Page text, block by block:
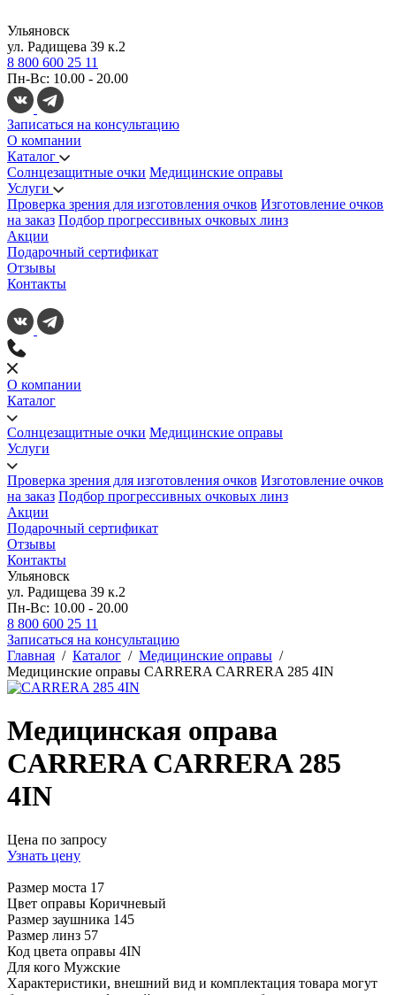
Ульяновск
ул. Радищева 39 к.2
8 800 600 25 11
Пн-Вс: 10.00 - 20.00
Записаться на консультацию
О компании
Каталог
Солнцезащитные очки Медицинские оправы
Услуги
Проверка зрения для изготовления очков Изготовление очков
на заказ Подбор прогрессивных очковых линз
Акции
Подарочный сертификат
Отзывы
Контакты
О компании
Каталог
Солнцезащитные очки Медицинские оправы
Услуги
Проверка зрения для изготовления очков Изготовление очков
на заказ Подбор прогрессивных очковых линз
Акции
Подарочный сертификат
Отзывы
Контакты
Ульяновск
ул. Радищева 39 к.2
Пн-Вс: 10.00 - 20.00
8 800 600 25 11
Записаться на консультацию
Главная / Каталог / Медицинские оправы /
Медицинские оправы CARRERA CARRERA 285 4IN
Медицинская оправа
CARRERA CARRERA 285
4IN
Цена по запросу
Узнать цену
Размер моста 17
Цвет оправы Коричневый
Размер заушника 145
Размер линз 57
Код цвета оправы 4IN
Для кого Мужские
Характеристики, внешний вид и комплектация товара могут